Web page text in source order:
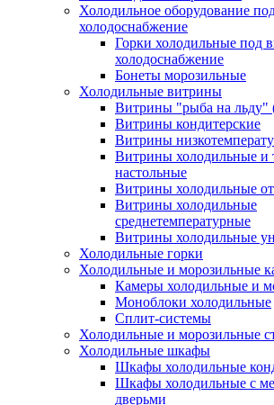
Холодильное оборудование
холодоснабжение
Горки холодильные под
холодоснабжение
Бонеты морозильные
Холодильные витрины
Витрины "рыба на
Витрины кондитерские
Витрины
Витрины холодильные и
настольные
Витрины холодильные
Витрины холодильные
среднетемпературные
Витрины холодильные
Холодильные горки
Холодильные и морозильные
Камеры холодильные и
Моноблоки холодильные
Сплит-системы
Холодильные и морозильные
Холодильные шкафы
Шкафы холодильные
Шкафы холодильные с
дверьми